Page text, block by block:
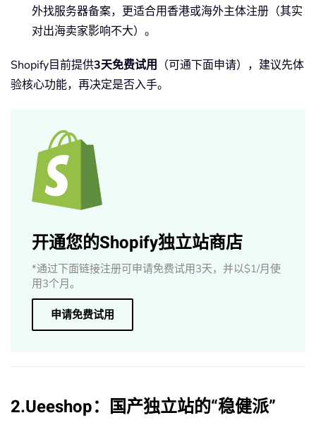
外找服务器备案，更适合用香港或海外主体注册（其实
对出海卖家影响不大）。
Shopify目前提供3天免费试用
（可通下面申请），建议先体
验核心功能，再决定是否入手。
开通您的Shopify独立站商店
*通过下面链接注册可申请免费试用3天，并以$1/月使
用3个月。
申请免费试用
2.Ueeshop：国产独立站的“稳健派”